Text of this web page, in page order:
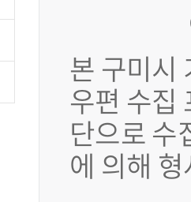
본 구미시
우편 수집
단으로 수
에 의해